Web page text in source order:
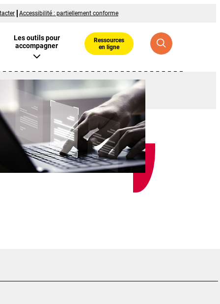
Accessibilité : partiellement conforme
Les outils pour
accompagner
Ressources
en ligne